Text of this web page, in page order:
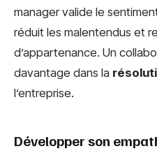
manager valide le
réduit les malentendus et
d’appartenance. Un
davantage dans la
l’entreprise.
Développer son